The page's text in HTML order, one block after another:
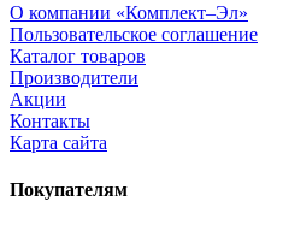
О компании «Комплект–Эл»
Пользовательское соглашение
Каталог товаров
Производители
Акции
Контакты
Карта сайта
Покупателям